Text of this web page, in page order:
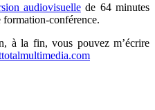
audiovisuellede 64 minutes
formation-conférence.
à la fin, vous pouvez m’écrire